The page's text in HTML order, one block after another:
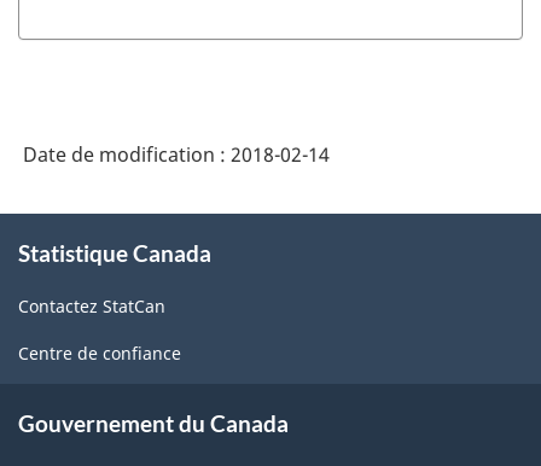
Date de modification : 2018-02-14
propos
ce
site
Statistique Canada
Contactez StatCan
Centre de confiance
Gouvernement du Canada